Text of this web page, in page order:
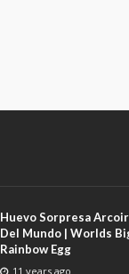
Huevo Sorpresa
Del Mundo | Worlds
Rainbow Egg
11 years ago